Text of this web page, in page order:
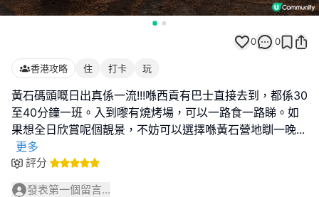
0 0
香港攻略 住 打卡 玩
黃石碼頭嘅日出真係一流!!!喺西貢有巴士直接去到，都係30
至40分鐘一班。入到嚟有燒烤場，可以一路食一路睇。如
果想全日欣賞呢個靚景，不妨可以選擇喺黃石營地瞓一晚...
更多
評分
發表第一個留言...